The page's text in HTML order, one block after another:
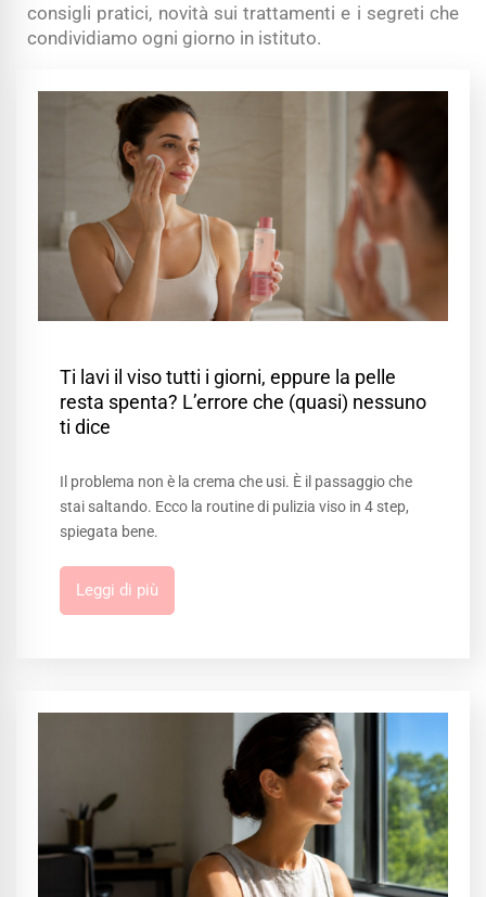
consigli pratici, novità sui trattamenti e i segreti che
condividiamo ogni giorno in istituto.
Ti lavi il viso tutti i giorni, eppure la pelle
resta spenta? L’errore che (quasi) nessuno
ti dice
Il problema non è la crema che usi. È il passaggio che
stai saltando. Ecco la routine di pulizia viso in 4 step,
spiegata bene.
Leggi di più